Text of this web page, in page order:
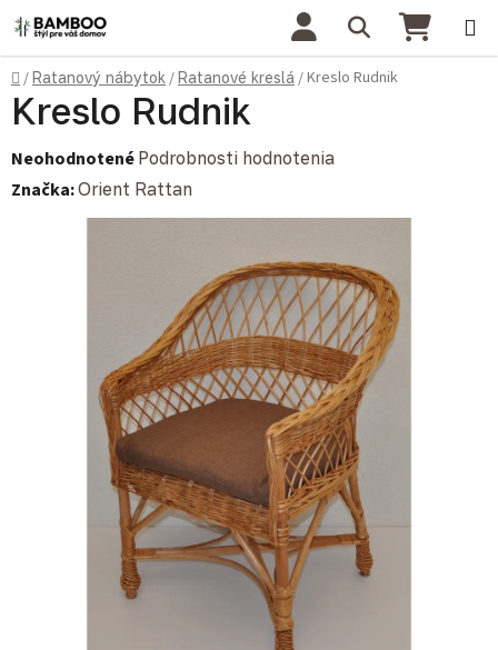
Prejsť na obsah Hľadať
Domov
/Ratanový nábytok /Ratanové kreslá /Kreslo Rudnik
Kreslo Rudnik
Priemerné hodnotenie produktu je 0,0 z 5 hviezdičiek.
Neohodnotené Podrobnosti hodnotenia
Značka:Orient Rattan